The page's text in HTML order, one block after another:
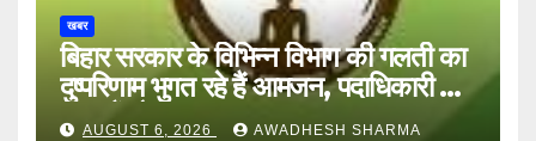
खबर
बिहार सरकार के विभिन्न विभाग की गलती का
दुष्परिणाम भुगत रहे हैं आमजन, पदाधिकारी और
अन्य हैं मौन
AUGUST 6, 2026 AWADHESH SHARMA